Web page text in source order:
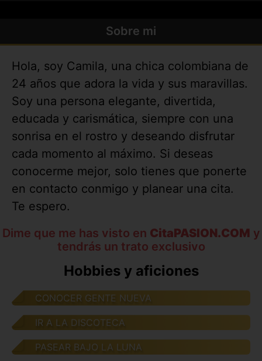
Sobre mi
Hola, soy Camila, una chica colombiana de
24 años que adora la vida y sus maravillas.
Soy una persona elegante, divertida,
educada y carismática, siempre con una
sonrisa en el rostro y deseando disfrutar
cada momento al máximo. Si deseas
conocerme mejor, solo tienes que ponerte
en contacto conmigo y planear una cita.
Te espero.
Dime que me has visto en CitaPASION.COM y
tendrás un trato exclusivo
Hobbies y aficiones
CONOCER GENTE NUEVA
IR A LA DISCOTECA
PASEAR BAJO LA LUNA